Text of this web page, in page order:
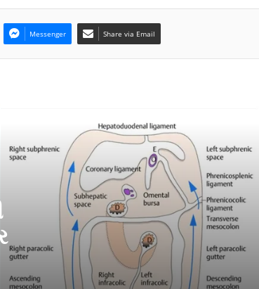
Messenger Share via Email
Best Orthopedic Doctor in Dindoli – Dr.
Abhishek Yadav ઘૂંટણ અને કમરના દુખાવા
માટે વિશ્વાસનું નામ
‘અવાદા ભારત ઉદય યાત્રા’સૂરત પહોંચી,
ક્લિન એનર્જી અપનાવવા પાયાના સ્તરે
જાગૃકતાનો પ્રસાર કર્યો
અમદાવાદમાં બેકપેઇનનો દુખાવો વધી રહ્યો
છે: વ્યાના કેર તેને કેવી રીતે બદલી શકે છે ?